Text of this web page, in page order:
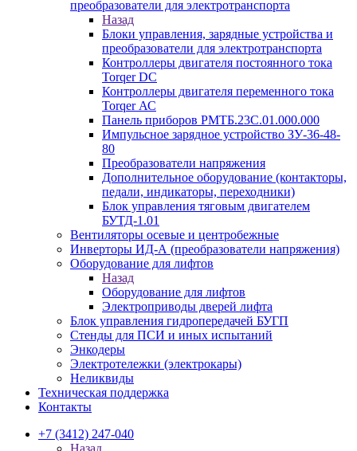
преобразователи для электротранспорта
Назад
Блоки управления, зарядные устройства и
преобразователи для электротранспорта
Контроллеры двигателя постоянного тока
Torqer DC
Контроллеры двигателя переменного тока
Torqer АС
Панель приборов РМТБ.23С.01.000.000
Импульсное зарядное устройство ЗУ-36-48-
80
Преобразователи напряжения
Дополнительное оборудование (контакторы,
педали, индикаторы, переходники)
Блок управления тяговым двигателем
БУТД-1.01
Вентиляторы осевые и центробежные
Инверторы ИД-А (преобразователи напряжения)
Оборудование для лифтов
Назад
Оборудование для лифтов
Электроприводы дверей лифта
Блок управления гидропередачей БУГП
Стенды для ПСИ и иных испытаний
Энкодеры
Электротележки (электрокары)
Неликвиды
Техническая поддержка
Контакты
+7 (3412) 247-040
Назад